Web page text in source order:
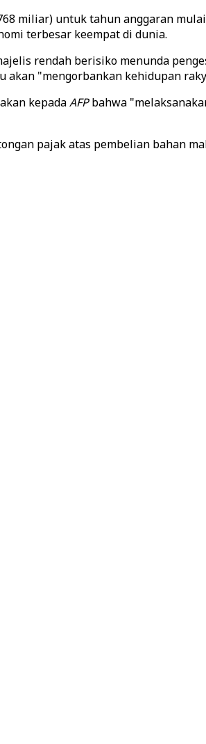
miliar) untuk tahun anggaran
terbesar keempat di dunia.
rendah berisiko menunda
akan "mengorbankan kehidupan
kepadaAFPbahwa
pajak atas pembelian bahan